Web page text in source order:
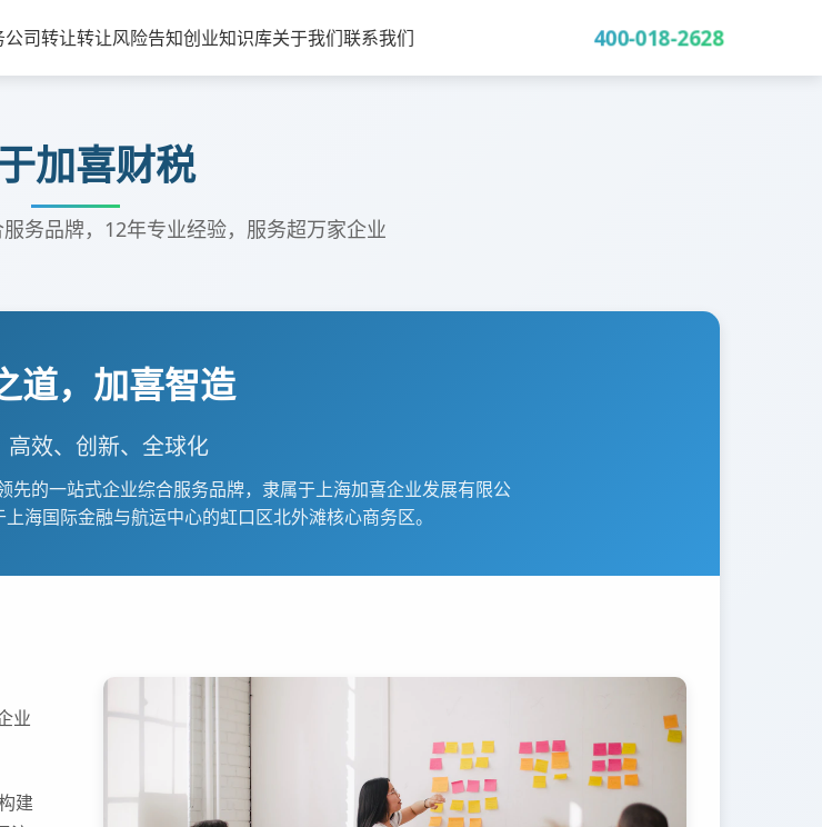
公司转让转让风险告知创业知识库关于我们联系我们 400-018-2628
加喜财税
务品牌，12年专业经验，服务超万家企业
道，加喜智造
高效、创新、全球化
的一站式企业综合服务品牌，隶属于上海加喜企业发展有限公
海国际金融与航运中心的虹口区北外滩核心商务区。
业
建